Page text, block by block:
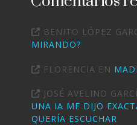
BENITO LÓPEZ
MIRANDO?
FLORENCIA EN
JOSÉ AVELINO
UNA IA ME DIJO
QUERÍA ESCUCHAR